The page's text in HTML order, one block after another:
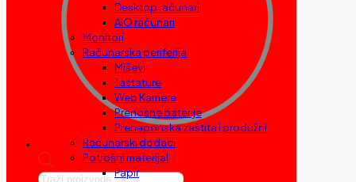
Products
Desktop računari
AIO računari
Monitori
Računarska periferija
Miševi
Tastature
Web Kamere
Prenosne baterije
Prenaponska zaštita i produžni
Računarski dodaci
Potrošni materijal
Papir